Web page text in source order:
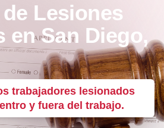
Lesiones
en San Diego,
trabajadores lesionados
y fuera del trabajo.